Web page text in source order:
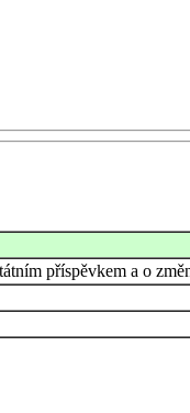
příspěvkem a o